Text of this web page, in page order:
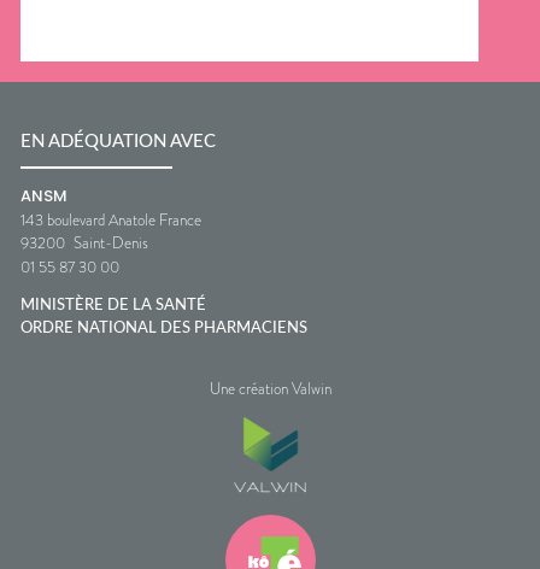
EN ADÉQUATION AVEC
ANSM
143 boulevard Anatole France
93200 Saint-Denis
01 55 87 30 00
MINISTÈRE DE LA SANTÉ
ORDRE NATIONAL DES PHARMACIENS
Une création Valwin